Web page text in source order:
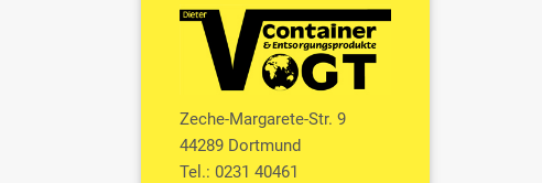
Zeche-Margarete-Str. 9
44289 Dortmund
Tel.: 0231 40461